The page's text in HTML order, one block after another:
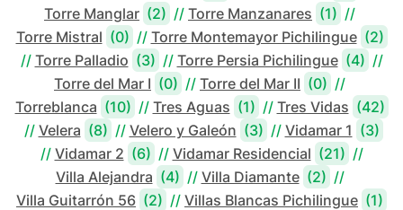
Torre Manglar (2) // Torre Manzanares (1) //
Torre Mistral (0) // Torre Montemayor Pichilingue (2)
// Torre Palladio (3) // Torre Persia Pichilingue (4) //
Torre del Mar I (0) // Torre del Mar II (0) //
Torreblanca (10) // Tres Aguas (1) // Tres Vidas (42)
// Velera (8) // Velero y Galeón (3) // Vidamar 1 (3)
// Vidamar 2 (6) // Vidamar Residencial (21) //
Villa Alejandra (4) // Villa Diamante (2) //
Villa Guitarrón 56 (2) // Villas Blancas Pichilingue (1)